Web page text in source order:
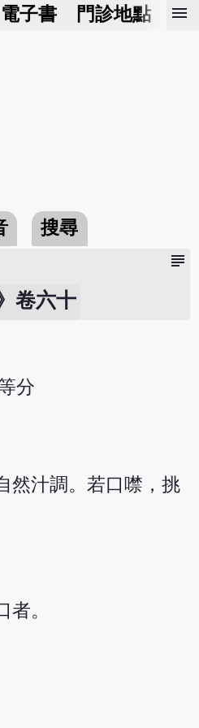
電子書 門診地點 預
menu
搜尋
subject
卷六十
分
然汁調。若口噤，挑
者。